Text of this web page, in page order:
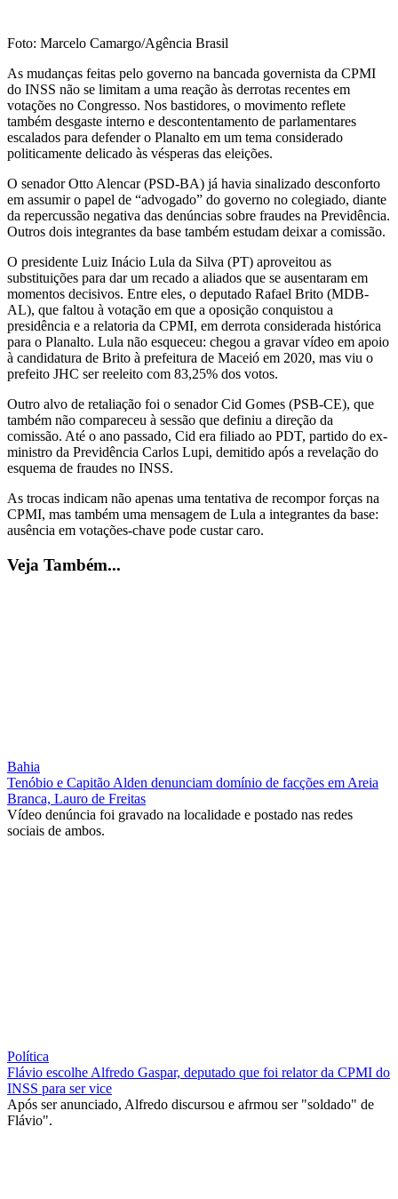
Foto: Marcelo Camargo/Agência Brasil
As mudanças feitas pelo governo na bancada governista da CPMI
do INSS não se limitam a uma reação às derrotas recentes em
votações no Congresso. Nos bastidores, o movimento reflete
também desgaste interno e descontentamento de parlamentares
escalados para defender o Planalto em um tema considerado
politicamente delicado às vésperas das eleições.
O senador Otto Alencar (PSD-BA) já havia sinalizado desconforto
em assumir o papel de “advogado” do governo no colegiado, diante
da repercussão negativa das denúncias sobre fraudes na Previdência.
Outros dois integrantes da base também estudam deixar a comissão.
O presidente Luiz Inácio Lula da Silva (PT) aproveitou as
substituições para dar um recado a aliados que se ausentaram em
momentos decisivos. Entre eles, o deputado Rafael Brito (MDB-
AL), que faltou à votação em que a oposição conquistou a
presidência e a relatoria da CPMI, em derrota considerada histórica
para o Planalto. Lula não esqueceu: chegou a gravar vídeo em apoio
à candidatura de Brito à prefeitura de Maceió em 2020, mas viu o
prefeito JHC ser reeleito com 83,25% dos votos.
Outro alvo de retaliação foi o senador Cid Gomes (PSB-CE), que
também não compareceu à sessão que definiu a direção da
comissão. Até o ano passado, Cid era filiado ao PDT, partido do ex-
ministro da Previdência Carlos Lupi, demitido após a revelação do
esquema de fraudes no INSS.
As trocas indicam não apenas uma tentativa de recompor forças na
CPMI, mas também uma mensagem de Lula a integrantes da base:
ausência em votações-chave pode custar caro.
Veja Também...
Bahia
Tenóbio e Capitão Alden denunciam domínio de facções em Areia
Branca, Lauro de Freitas
Vídeo denúncia foi gravado na localidade e postado nas redes
sociais de ambos.
Política
Flávio escolhe Alfredo Gaspar, deputado que foi relator da CPMI do
INSS para ser vice
Após ser anunciado, Alfredo discursou e afrmou ser "soldado" de
Flávio".